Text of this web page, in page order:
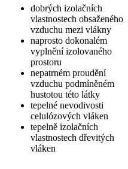
dobrých izolačních
vlastnostech obsaženého
vzduchu mezi vlákny
naprosto dokonalém
vyplnění izolovaného
prostoru
nepatrném proudění
vzduchu podmíněném
hustotou této látky
tepelné nevodivosti
celulózových vláken
tepelně izolačních
vlastnostech dřevitých
vláken